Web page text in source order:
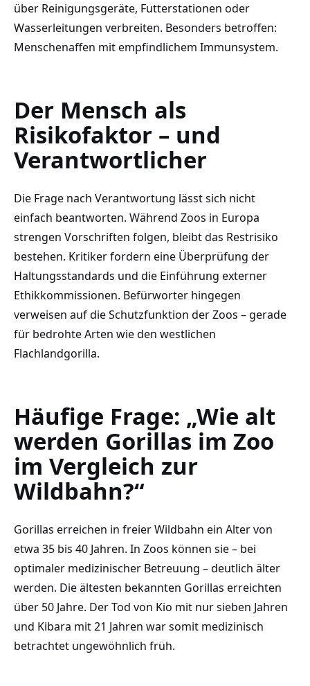
über Reinigungsgeräte, Futterstationen oder
Wasserleitungen verbreiten. Besonders betroffen:
Menschenaffen mit empfindlichem Immunsystem.
Der Mensch als
Risikofaktor – und
Verantwortlicher
Die Frage nach Verantwortung lässt sich nicht
einfach beantworten. Während Zoos in Europa
strengen Vorschriften folgen, bleibt das Restrisiko
bestehen. Kritiker fordern eine Überprüfung der
Haltungsstandards und die Einführung externer
Ethikkommissionen. Befürworter hingegen
verweisen auf die Schutzfunktion der Zoos – gerade
für bedrohte Arten wie den westlichen
Flachlandgorilla.
Häufige Frage: „Wie alt
werden Gorillas im Zoo
im Vergleich zur
Wildbahn?“
Gorillas erreichen in freier Wildbahn ein Alter von
etwa 35 bis 40 Jahren. In Zoos können sie – bei
optimaler medizinischer Betreuung – deutlich älter
werden. Die ältesten bekannten Gorillas erreichten
über 50 Jahre. Der Tod von Kio mit nur sieben Jahren
und Kibara mit 21 Jahren war somit medizinisch
betrachtet ungewöhnlich früh.